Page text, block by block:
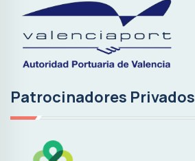
Patrocinadores Privados